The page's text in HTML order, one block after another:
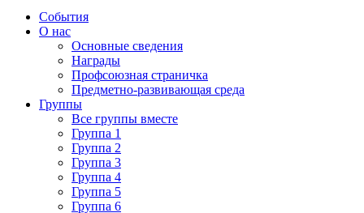
События
О нас
Основные сведения
Награды
Профсоюзная страничка
Предметно-развивающая среда
Группы
Все группы вместе
Группа 1
Группа 2
Группа 3
Группа 4
Группа 5
Группа 6